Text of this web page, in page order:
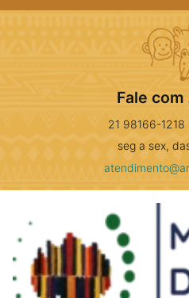
Fale com
21 98166-1218
seg a sex,